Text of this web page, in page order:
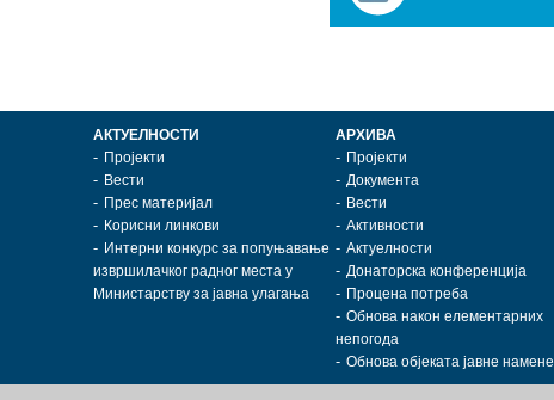
АКТУЕЛНОСТИ
Пројекти
Вести
Прес материјал
Корисни линкови
Интерни конкурс за попуњавање
извршилачког радног места у
Министарству за јавна улагања
АРХИВА
Пројекти
Документа
Вести
Активности
Актуелности
Донаторска конференција
Процена потреба
Обнова након елементарних
непогода
Обнова објеката јавне намене